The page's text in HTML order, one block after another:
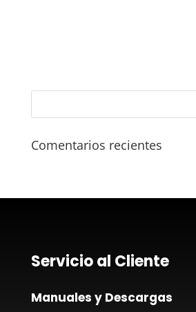
Comentarios recientes
Servicio al Cliente
Manuales y Descargas